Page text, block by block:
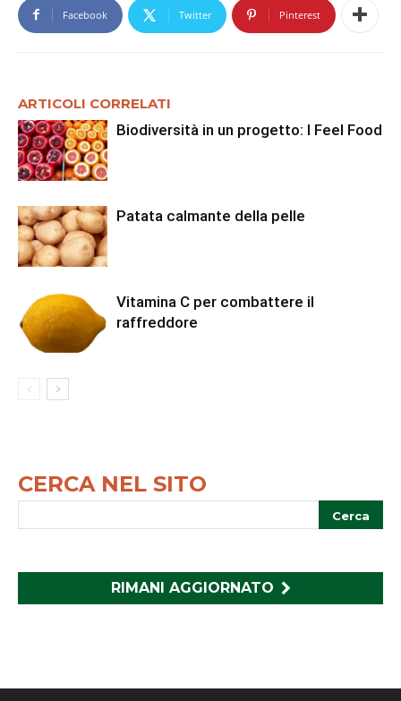
Facebook Twitter Pinterest
ARTICOLI CORRELATI
Biodiversità in un progetto: I Feel Food
Patata calmante della pelle
Vitamina C per combattere il
raffreddore
CERCA NEL SITO
RIMANI AGGIORNATO